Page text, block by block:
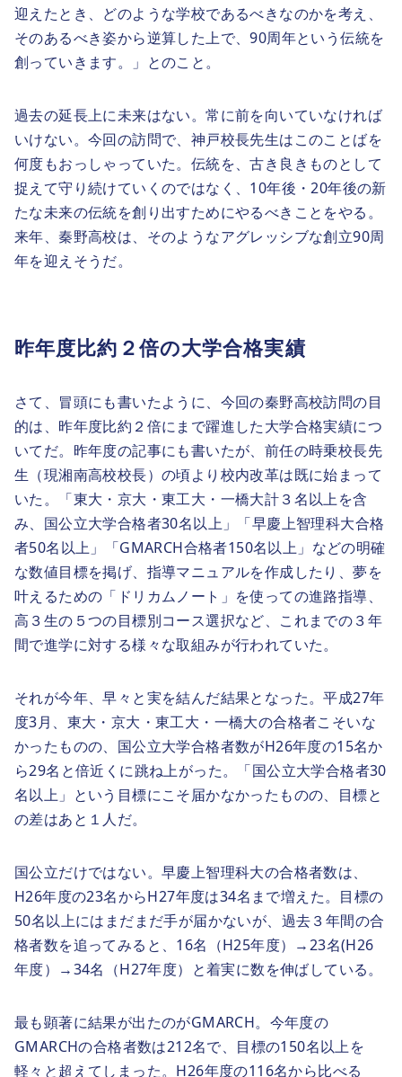
迎えたとき、どのような学校であるべきなのかを考え、
そのあるべき姿から逆算した上で、90周年という伝統を
創っていきます。」とのこと。
過去の延長上に未来はない。常に前を向いていなければ
いけない。今回の訪問で、神戸校長先生はこのことばを
何度もおっしゃっていた。伝統を、古き良きものとして
捉えて守り続けていくのではなく、10年後・20年後の新
たな未来の伝統を創り出すためにやるべきことをやる。
来年、秦野高校は、そのようなアグレッシブな創立90周
年を迎えそうだ。
昨年度比約２倍の大学合格実績
さて、冒頭にも書いたように、今回の秦野高校訪問の目
的は、昨年度比約２倍にまで躍進した大学合格実績につ
いてだ。昨年度の記事にも書いたが、前任の時乗校長先
生（現湘南高校校長）の頃より校内改革は既に始まって
いた。「東大・京大・東工大・一橋大計３名以上を含
み、国公立大学合格者30名以上」「早慶上智理科大合格
者50名以上」「GMARCH合格者150名以上」などの明確
な数値目標を掲げ、指導マニュアルを作成したり、夢を
叶えるための「ドリカムノート」を使っての進路指導、
高３生の５つの目標別コース選択など、これまでの３年
間で進学に対する様々な取組みが行われていた。
それが今年、早々と実を結んだ結果となった。平成27年
度3月、東大・京大・東工大・一橋大の合格者こそいな
かったものの、国公立大学合格者数がH26年度の15名か
ら29名と倍近くに跳ね上がった。「国公立大学合格者30
名以上」という目標にこそ届かなかったものの、目標と
の差はあと１人だ。
国公立だけではない。早慶上智理科大の合格者数は、
H26年度の23名からH27年度は34名まで増えた。目標の
50名以上にはまだまだ手が届かないが、過去３年間の合
格者数を追ってみると、16名（H25年度）→23名(H26
年度）→34名（H27年度）と着実に数を伸ばしている。
最も顕著に結果が出たのがGMARCH。今年度の
GMARCHの合格者数は212名で、目標の150名以上を
軽々と超えてしまった。H26年度の116名から比べる